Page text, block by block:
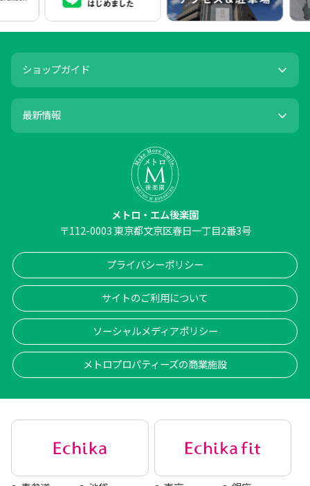
ショップガイド
最新情報
メトロ・エム後楽園
〒112-0003東京都文京区春日一丁目2番3号
プライバシーポリシー
サイトのご利用について
ソーシャルメディアポリシー
メトロプロパティーズの商業施設